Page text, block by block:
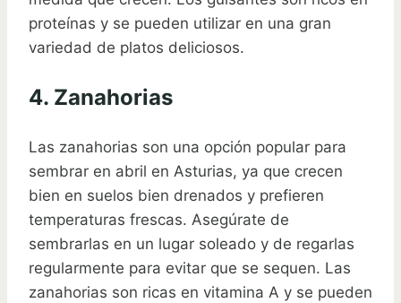
proteínas y se pueden utilizar en una gran
variedad de platos deliciosos.
4. Zanahorias
Las zanahorias son una opción popular para
sembrar en abril en Asturias, ya que crecen
bien en suelos bien drenados y prefieren
temperaturas frescas. Asegúrate de
sembrarlas en un lugar soleado y de regarlas
regularmente para evitar que se sequen. Las
zanahorias son ricas en vitamina A y se pueden